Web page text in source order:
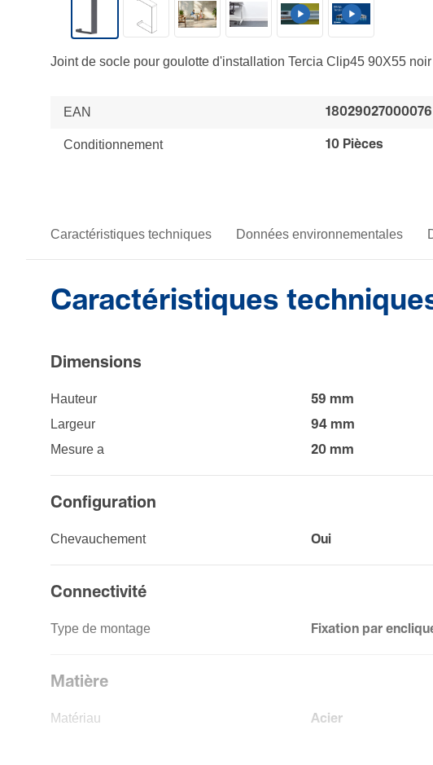
Joint de socle pour goulotte d'installation Tercia Clip45 90X55
EAN 18029027000076
Conditionnement 10 Pièces
Caractéristiques techniques Données environnementales
Caractéristiques
Dimen­sions
Hauteur
59 mm
Largeur
94 mm
Mesure a
20 mm
Configuration
Chevau­che­ment Oui
Connec­ti­vité
Type de montage Fixation par
Matière
Maté­riau
Acier